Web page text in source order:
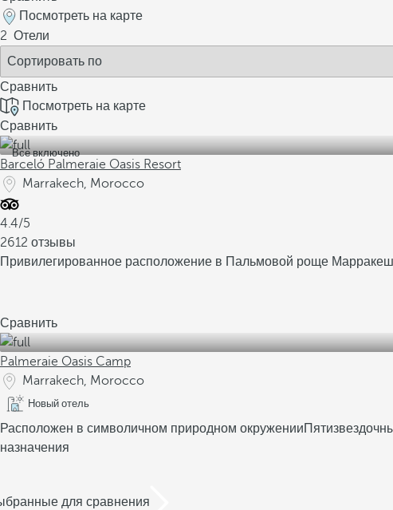
Посмотреть на карте
2 Отели
Сравнить
Посмотреть на карте
Сравнить
Все включено
Barceló Palmeraie Oasis Resort
Marrakech, Morocco
4.4/5
2612 отзывы
Привилегированное расположение в Пальмовой роще
Сравнить
Palmeraie Oasis Camp
Marrakech, Morocco
Новый отель
Расположен в символичном природном окружении
назначения
для сравнения